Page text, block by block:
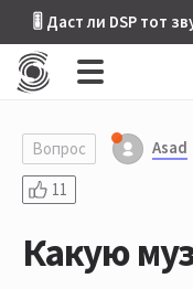
🎚 Даст ли DSP тот
Вопрос Asad
11
Какую